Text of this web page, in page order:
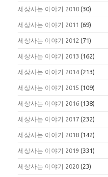
세상사는 이야기 2010 (30)
세상사는 이야기 2011 (69)
세상사는 이야기 2012 (71)
세상사는 이야기 2013 (162)
세상사는 이야기 2014 (213)
세상사는 이야기 2015 (109)
세상사는 이야기 2016 (138)
세상사는 이야기 2017 (232)
세상사는 이야기 2018 (142)
세상사는 이야기 2019 (331)
세상사는 이야기 2020 (23)